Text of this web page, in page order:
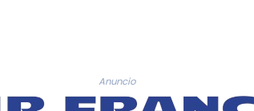
Anuncio